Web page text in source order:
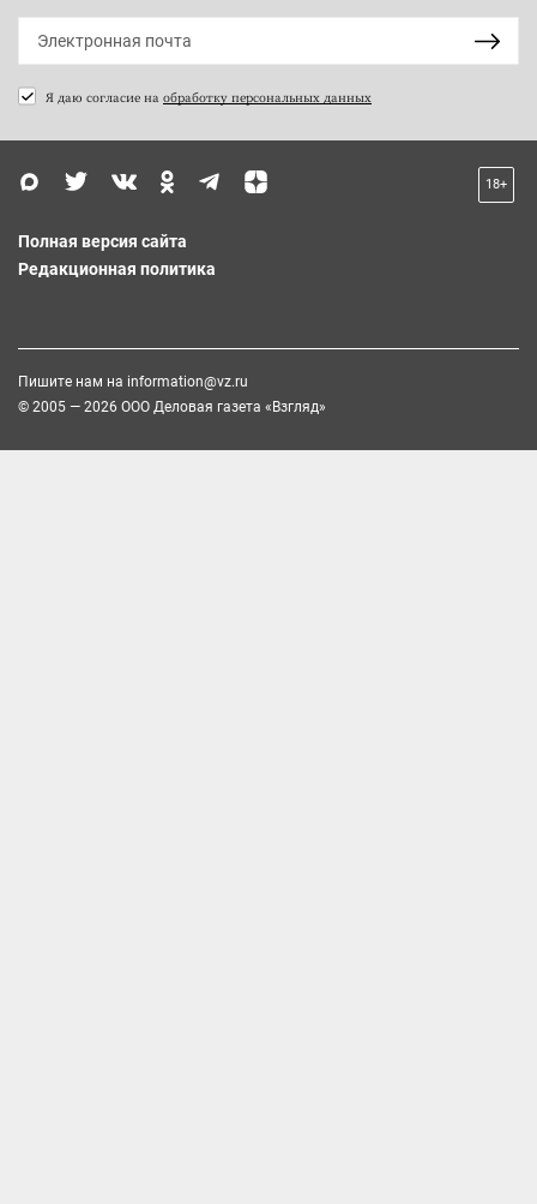
Я даю согласие на обработку персональных данных
18+
Полная версия сайта
Редакционная политика
Пишите нам на information@vz.ru
© 2005 — 2026 ООО Деловая газета «Взгляд»